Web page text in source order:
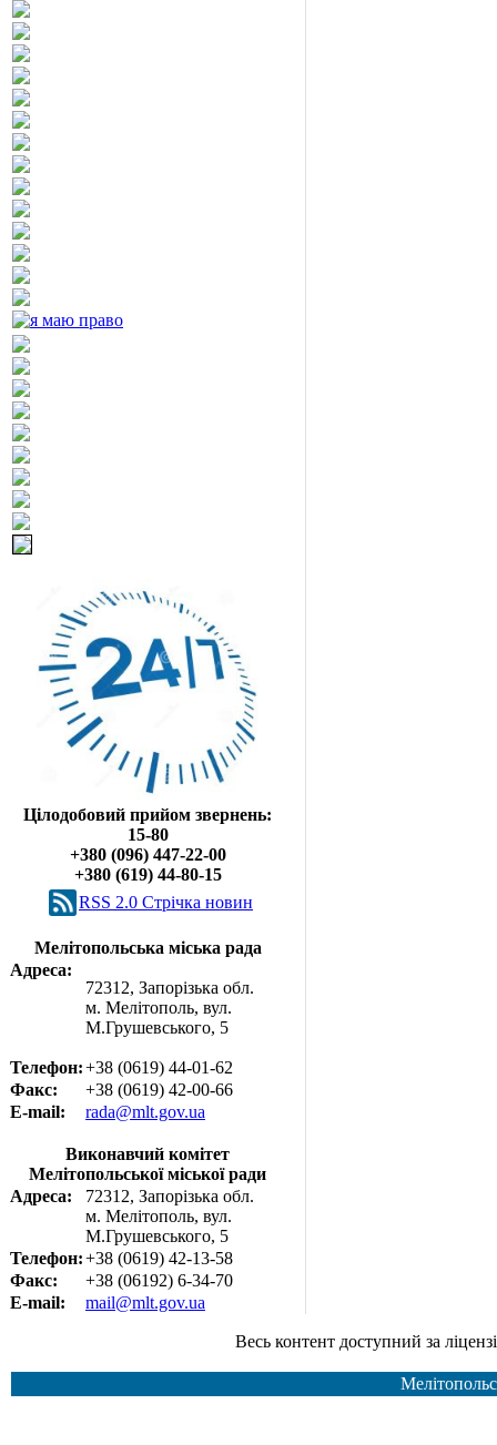
Цілодобовий прийом звернень:
15-80
+380 (096) 447-22-00
+380 (619) 44-80-15
RSS 2.0 Cтрічка новин
Мелітопольська міська рада
Адреса:
72312, Запорізька обл.
м. Мелітополь, вул.
М.Грушевського, 5
Телефон:+38 (0619) 44-01-62
Факс:
+38 (0619) 42-00-66
E-mail:
rada@mlt.gov.ua
Виконавчий комітет
Мелітопольської міської ради
Адреса:
72312, Запорізька обл.
м. Мелітополь, вул.
М.Грушевського, 5
Телефон:+38 (0619) 42-13-58
Факс:
+38 (06192) 6-34-70
E-mail:
mail@mlt.gov.ua
Весь контент доступний за ліцензією Creative